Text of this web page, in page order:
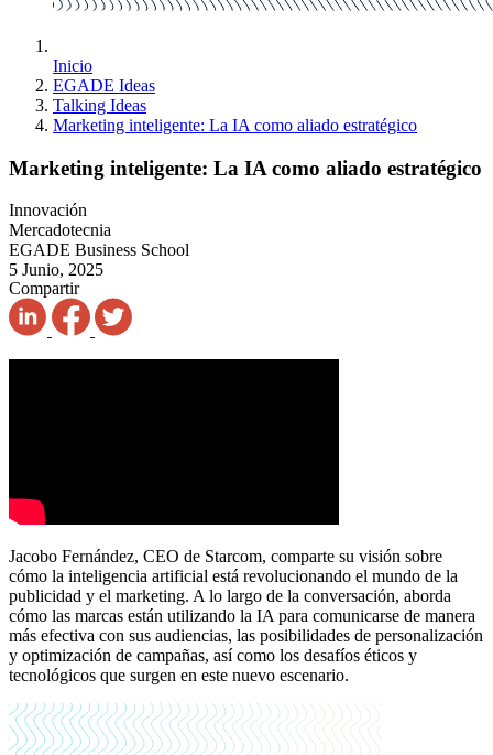
Inicio
EGADE Ideas
Talking Ideas
Marketing inteligente: La IA como aliado estratégico
Marketing inteligente: La IA como aliado estratégico
Innovación
Mercadotecnia
EGADE Business School
5 Junio, 2025
Compartir
Jacobo Fernández, CEO de Starcom, comparte su visión sobre
cómo la inteligencia artificial está revolucionando el mundo de la
publicidad y el marketing. A lo largo de la conversación, aborda
cómo las marcas están utilizando la IA para comunicarse de manera
más efectiva con sus audiencias, las posibilidades de personalización
y optimización de campañas, así como los desafíos éticos y
tecnológicos que surgen en este nuevo escenario.